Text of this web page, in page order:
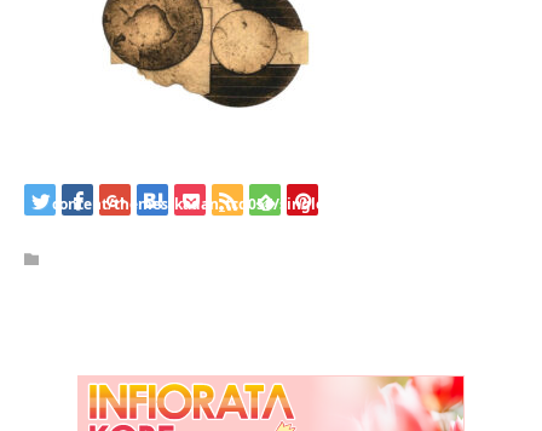
content/themes/kadan_tcd056/single.php
content/themes/kadan_tcd056/single.php